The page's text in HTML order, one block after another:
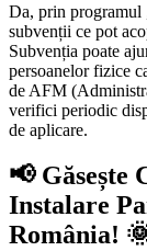
Da, prin programul
subvenții ce pot
Subvenția poate
persoanelor fizice
de AFM
verifici periodic
de aplicare.
📢 Găsește
Instalare
România!